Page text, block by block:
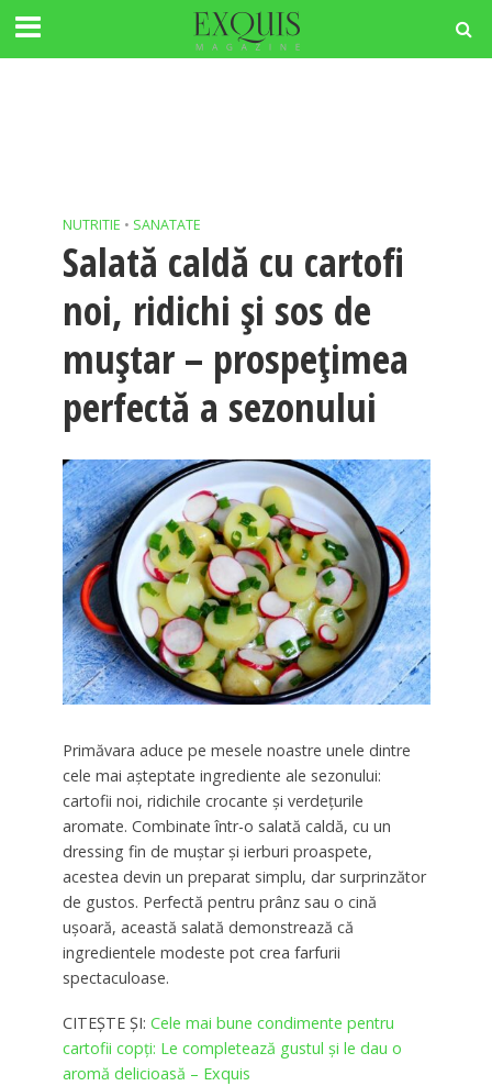
NUTRITIE • SANATATE
Salată caldă cu cartofi
noi, ridichi și sos de
muștar – prospețimea
perfectă a sezonului
Primăvara aduce pe mesele noastre unele dintre
cele mai așteptate ingrediente ale sezonului:
cartofii noi, ridichile crocante și verdețurile
aromate. Combinate într-o salată caldă, cu un
dressing fin de muștar și ierburi proaspete,
acestea devin un preparat simplu, dar surprinzător
de gustos. Perfectă pentru prânz sau o cină
ușoară, această salată demonstrează că
ingredientele modeste pot crea farfurii
spectaculoase.
CITEȘTE ȘI: Cele mai bune condimente pentru
cartofii copți: Le completează gustul și le dau o
aromă delicioasă – Exquis